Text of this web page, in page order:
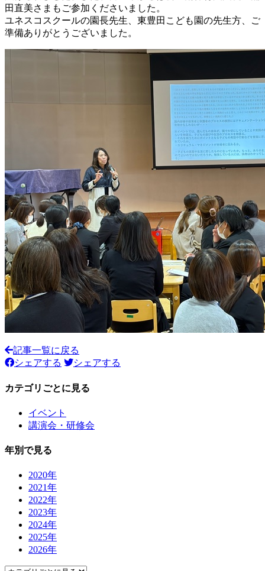
田直美さまもご参加くださいました。
ユネスコスクールの園長先生、東豊田こども園の先生方、ご
準備ありがとうございました。
記事一覧に戻る
シェアする
シェアする
カテゴリごとに見る
イベント
講演会・研修会
年別で見る
2020年
2021年
2022年
2023年
2024年
2025年
2026年